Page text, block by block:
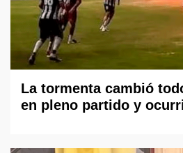
La tormenta cambió
en pleno partido y